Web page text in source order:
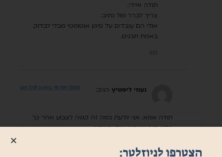
תודה איידי.
צריך לברר מול נתיב.
אולי הם עובדים על סינון אוטומטי מבלי לבדוק
באמת תכנים.
הגב
נעמי ליפשיץ הגיב: 19/09/2022 בשעה 7:15 pm
תודה אמא. אני יודעת כמה זה קשה לצבוע אחר כך
בלבן קיר שצבעו אותו בשחור
הצטרפו לניוזלטר: